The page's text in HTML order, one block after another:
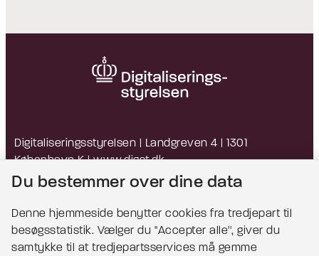
Digitaliseringsstyrelsen | Landgreven 4 | 1301
København K |www.digst.dk
EAN: 5798009814203 | CVR: 34051178
Bemærk!
Du bestemmer over dine data
Denne hjemmeside benytter cookies fra tredjepart til
besøgsstatistik. Vælger du ''Accepter alle'', giver du
samtykke til at tredjepartsservices må gemme